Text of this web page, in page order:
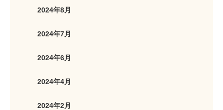
2024年8月
2024年7月
2024年6月
2024年4月
2024年2月